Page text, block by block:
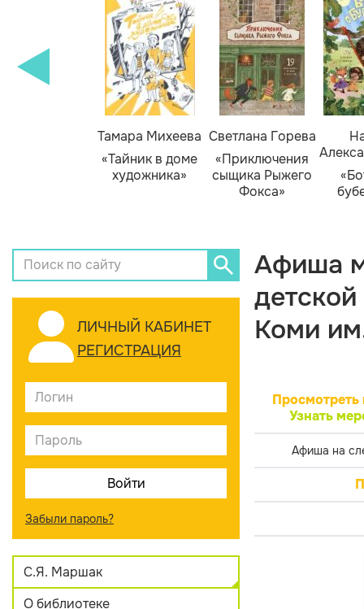
Тамара Михеева
«Тайник в доме
художника»
Светлана Горева
«Приключения
сыщика Рыжего
Фокса»
ЛИЧНЫЙ КАБИНЕТ
РЕГИСТРАЦИЯ
Забыли пароль?
С.Я. Маршак
О библиотеке
Афиша
Коми
Просмотреть
Узнать
Афиша на